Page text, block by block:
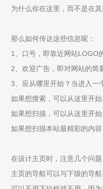
为什么你在这里，而不是在其
那么如何传达这些信息呢：
1、口号，即靠近网站LOGO
2、欢迎广告，即对网站的简
3、应从哪里开始？当进入一
如果想搜索，可以从这里开始
如果想扫描，可以从这里开始
如果想扫描本站最精彩的内容
在设计主页时，注意几个问题
主页的导航可以与下级的导